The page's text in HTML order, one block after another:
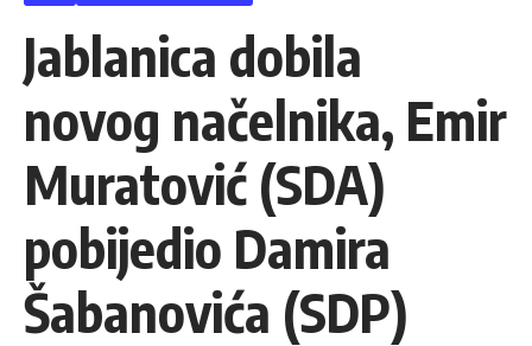
Jablanica dobila
novog načelnika, Emir
Muratović (SDA)
pobijedio Damira
Šabanovića (SDP)